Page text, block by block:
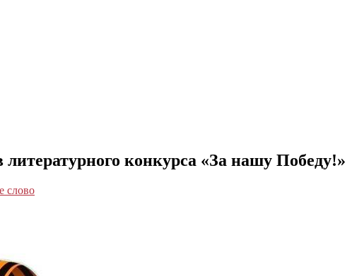
конкурса «За нашу Победу!»
слово